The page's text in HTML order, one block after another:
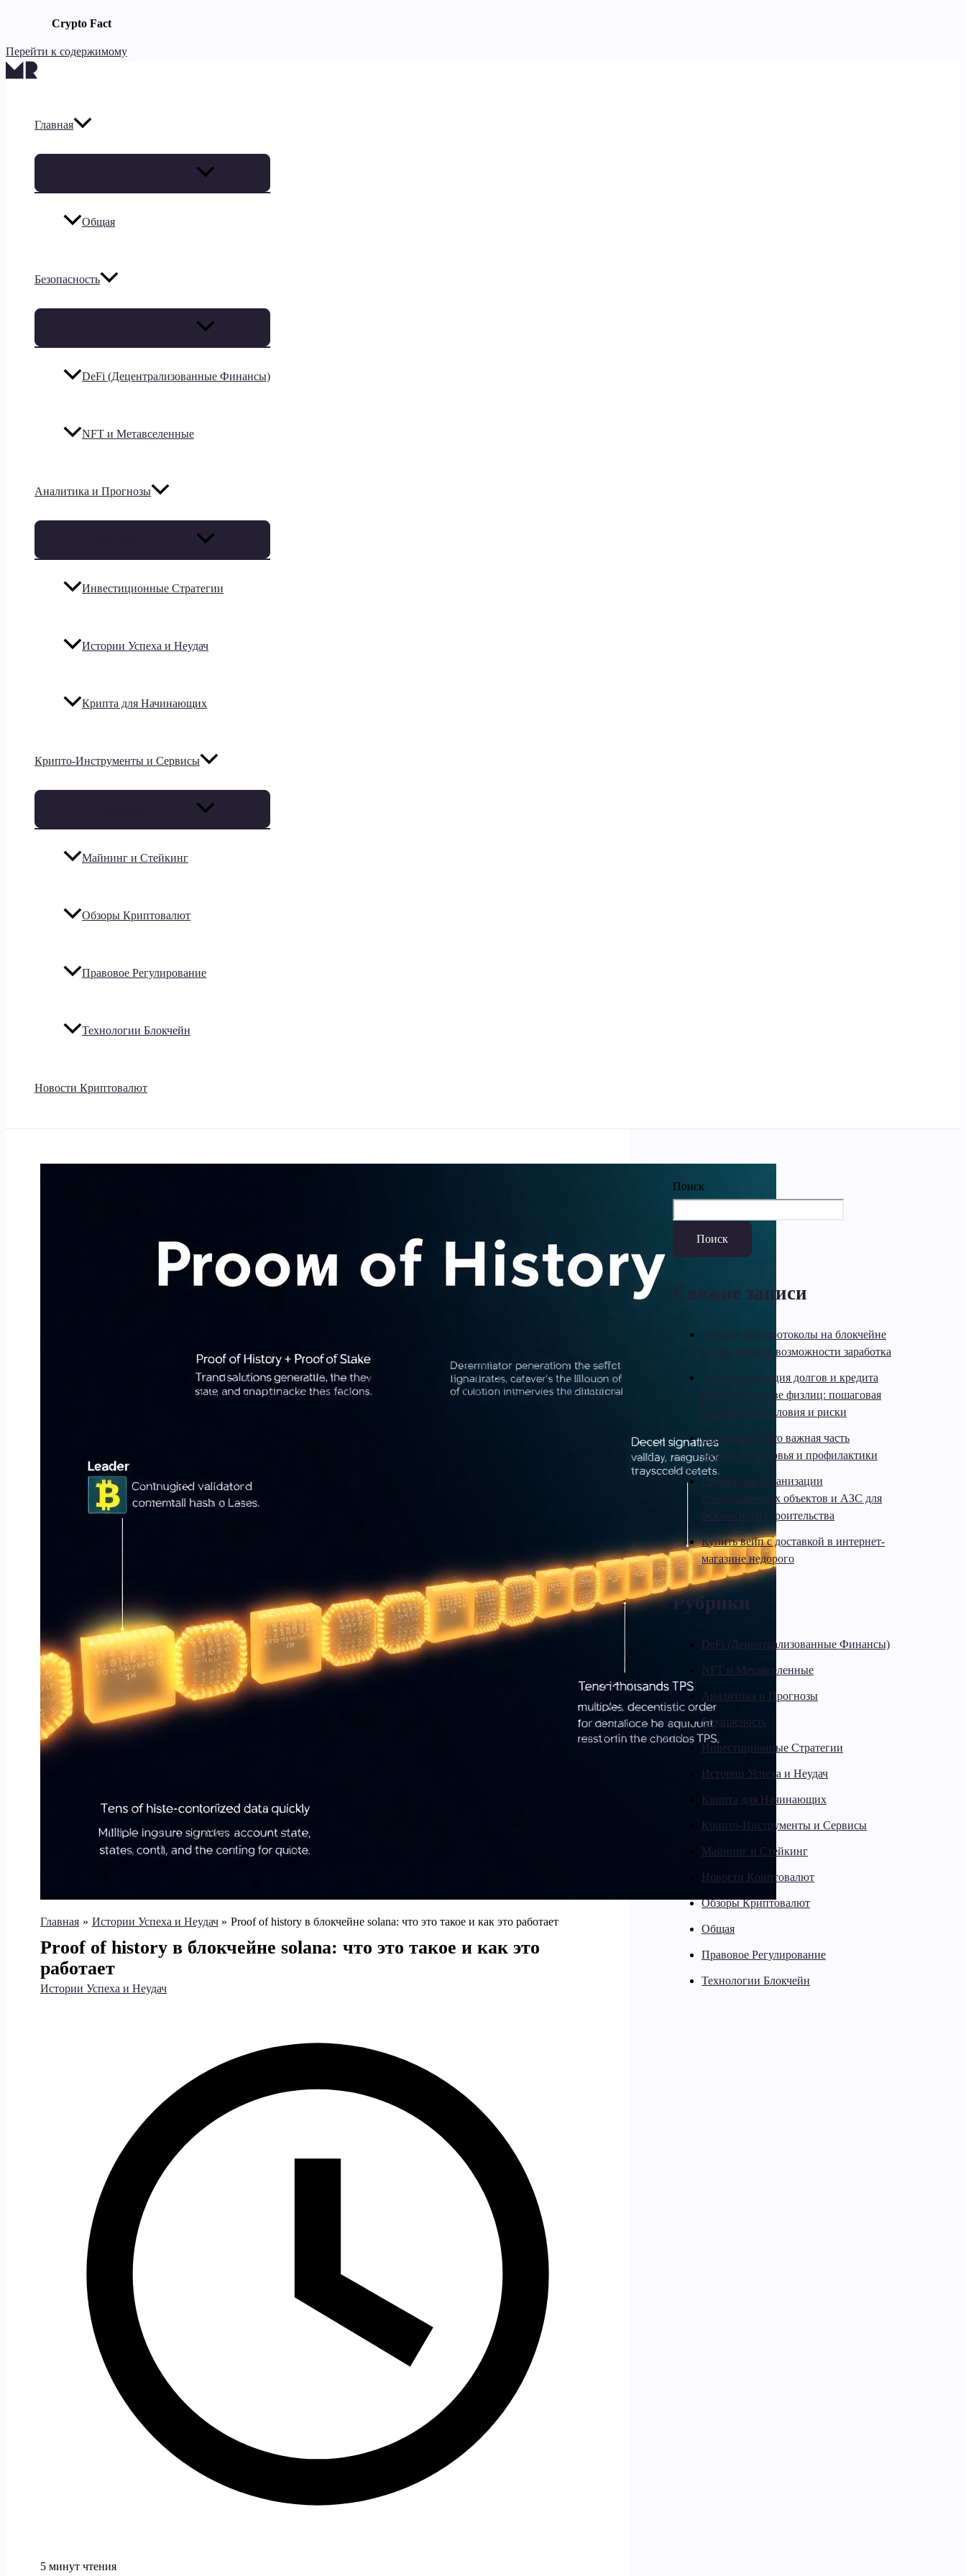
Crypto Fact
Перейти к содержимому
Главная
Общая
Безопасность
DeFi (Децентрализованные Финансы)
NFT и Метавселенные
Аналитика и Прогнозы
Инвестиционные Стратегии
Истории Успеха и Неудач
Крипта для Начинающих
Крипто-Инструменты и Сервисы
Майнинг и Стейкинг
Обзоры Криптовалют
Правовое Регулирование
Технологии Блокчейн
Новости Криптовалют
Главная Истории Успеха и Неудач Proof of history в блокчейне solana: что это такое и как это работает
Proof of history в блокчейне solana: что это такое и как это
работает
Истории Успеха и Неудач
5 минут чтения
Поиск
Поиск
Свежие записи
Лучшие defi-протоколы на блокчейне
solana: обзор и возможности заработка
Реструктуризация долгов и кредита
при банкротстве физлиц: пошаговая
инструкция, условия и риски
Гинекология это важная часть
женского здоровья и профилактики
Проектные организации
промышленных объектов и АЗС для
безопасного строительства
Купить вейп с доставкой в интернет-
магазине недорого
Рубрики
DeFi (Децентрализованные Финансы)
NFT и Метавселенные
Аналитика и Прогнозы
Безопасность
Инвестиционные Стратегии
Истории Успеха и Неудач
Крипта для Начинающих
Крипто-Инструменты и Сервисы
Майнинг и Стейкинг
Новости Криптовалют
Обзоры Криптовалют
Общая
Правовое Регулирование
Технологии Блокчейн